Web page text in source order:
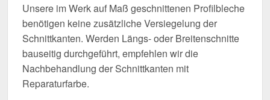
Unsere im Werk auf Maß geschnittenen Profilbleche
benötigen keine zusätzliche Versiegelung der
Schnittkanten. Werden Längs- oder Breitenschnitte
bauseitig durchgeführt, empfehlen wir die
Nachbehandlung der Schnittkanten mit
Reparaturfarbe.